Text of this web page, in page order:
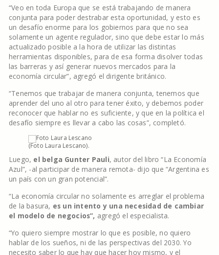
“Veo en toda Europa que se está trabajando de manera
conjunta para poder destrabar esta oportunidad, y esto es
un desafío enorme para los gobiernos para que no sea
solamente un agente regulador, sino que debe estar lo más
actualizado posible a la hora de utilizar las distintas
herramientas disponibles, para de esa forma disolver todas
las barreras y así generar nuevos mercados para la
economía circular”, agregó el dirigente británico.
“Tenemos que trabajar de manera conjunta, tenemos que
aprender del uno al otro para tener éxito, y debemos poder
reconocer que hablar no es suficiente, y que en la política el
desafío siempre es llevar a cabo las cosas”, completó.
(Foto Laura Lescano).
Luego, el belga Gunter Pauli, autor del libro “La Economía
Azul”, -al participar de manera remota- dijo que “Argentina es
un país con un gran potencial”.
“La economía circular no solamente es arreglar el problema
de la basura, es un intento y una necesidad de cambiar
el modelo de negocios”, agregó el especialista.
“Yo quiero siempre mostrar lo que es posible, no quiero
hablar de los sueños, ni de las perspectivas del 2030. Yo
necesito saber lo que hay que hacer hoy mismo, y el